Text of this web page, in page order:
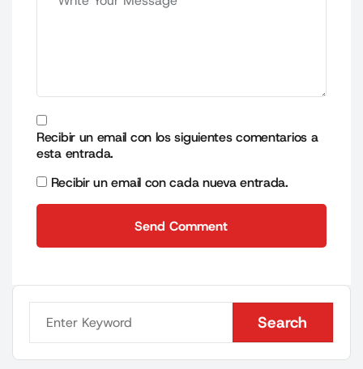
Recibir un email con los siguientes comentarios a
esta entrada.
Recibir un email con cada nueva entrada.
Send Comment
Search
Search